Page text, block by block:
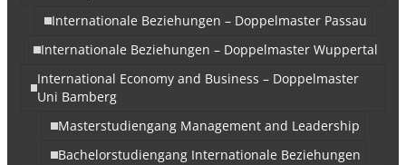
Internationale Beziehungen – Doppelmaster Passau
Internationale Beziehungen – Doppelmaster Wuppertal
International Economy and Business – Doppelmaster
Uni Bamberg
Masterstudiengang Management and Leadership
Bachelorstudiengang Internationale Beziehungen